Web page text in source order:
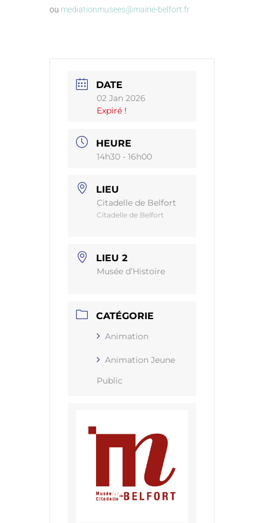
ou mediationmusees@mairie-belfort.fr
DATE
02 Jan 2026
Expiré !
HEURE
14h30 - 16h00
LIEU
Citadelle de Belfort
Citadelle de Belfort
LIEU 2
Musée d’Histoire
CATÉGORIE
Animation
Animation Jeune
Public